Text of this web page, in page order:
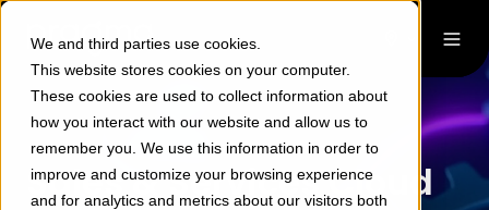
We and third parties use cookies.
This website stores cookies on your computer.
These cookies are used to collect information about
how you interact with our website and allow us to
remember you. We use this information in order to
improve and customize your browsing experience
and for analytics and metrics about our visitors both
Sales & Services Cloud